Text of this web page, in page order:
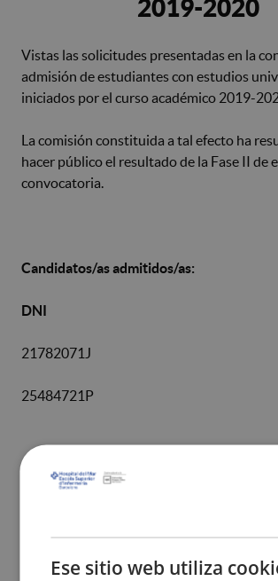
2019-2020
Vistas las solicitudes presentadas en la
admisión de estudiantes con estudios
iniciados por el curso académico 2019-
La comisión constituida a tal efecto ha
hacer público el resultado de la Fase II de
convocatoria.
Candidatos/as admitidos/as:
DNI
21782071J
25484721P
Ese sitio web utiliza